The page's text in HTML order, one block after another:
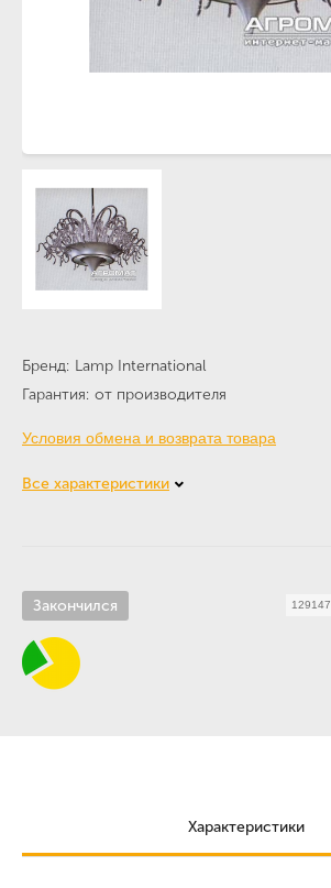
Бренд Lamp International
Гарантия от производителя
Условия обмена и возврата товара
Все характеристики
Закончился 129147
Характеристики